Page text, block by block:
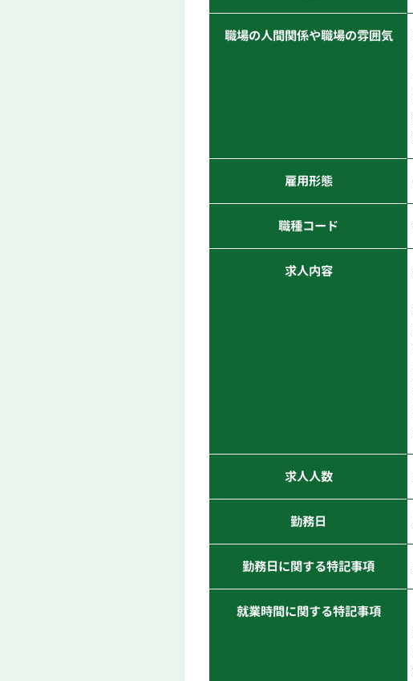
職場の人間関係や職場の雰囲気
雇用形態
職種コード
求人内容
求人人数
勤務日
勤務日に関する特記事項
就業時間に関する特記事項